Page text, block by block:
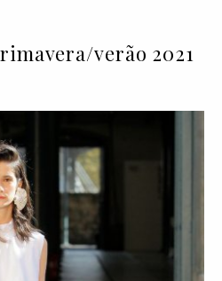
verão 2021